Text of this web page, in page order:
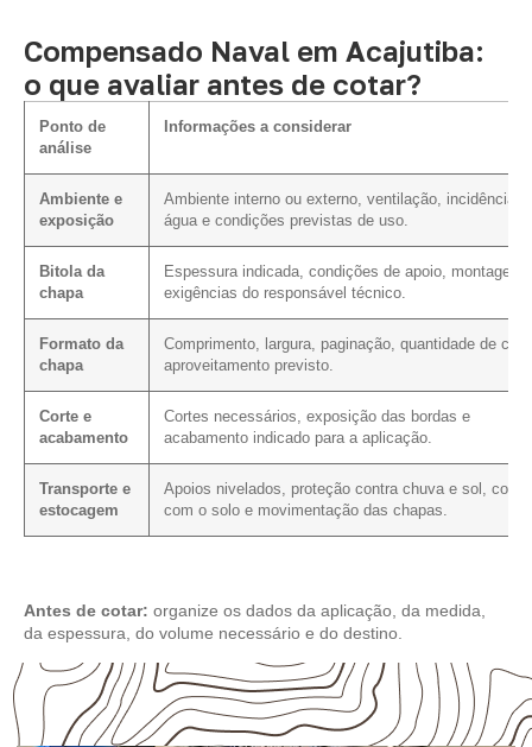
Compensado Naval em Acajutiba:
o que avaliar antes de cotar?
Ponto de
análise
Informações a considerar
Ambiente e
exposição
Ambiente interno ou externo, ventilação, incidência
água e condições previstas de uso.
Bitola da
chapa
Espessura indicada, condições de apoio, montagem
exigências do responsável técnico.
Formato da
chapa
Comprimento, largura, paginação, quantidade de
aproveitamento previsto.
Corte e
acabamento
Cortes necessários, exposição das bordas e
acabamento indicado para a aplicação.
Transporte e
estocagem
Apoios nivelados, proteção contra chuva e sol,
com o solo e movimentação das chapas.
Antes de cotar: organize os dados da aplicação, da medida,
da espessura, do volume necessário e do destino.